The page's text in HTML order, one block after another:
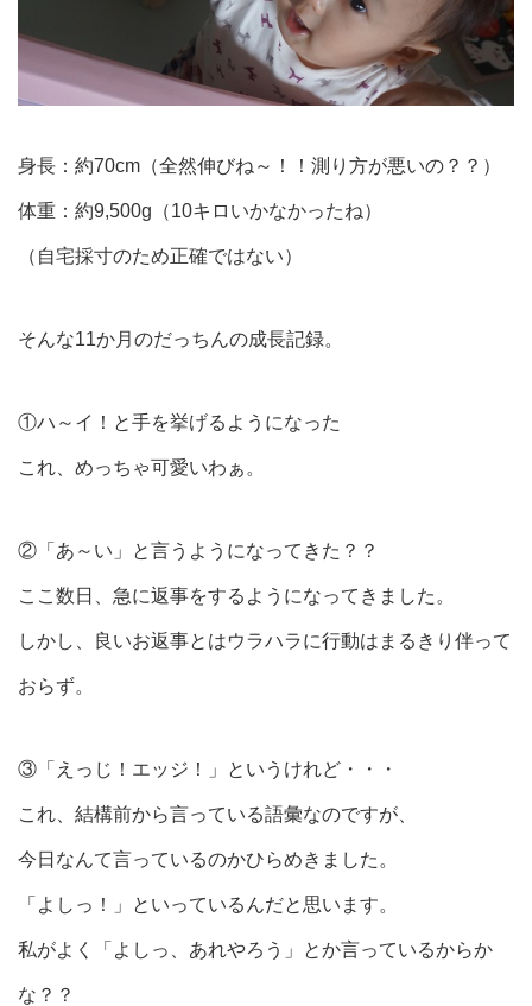
身長：約70cm（全然伸びね～！！測り方が悪いの？？）
体重：約9,500g（10キロいかなかったね）
（自宅採寸のため正確ではない）
そんな11か月のだっちんの成長記録。
①ハ～イ！と手を挙げるようになった
これ、めっちゃ可愛いわぁ。
②「あ～い」と言うようになってきた？？
ここ数日、急に返事をするようになってきました。
しかし、良いお返事とはウラハラに行動はまるきり伴って
おらず。
③「えっじ！エッジ！」というけれど・・・
これ、結構前から言っている語彙なのですが、
今日なんて言っているのかひらめきました。
「よしっ！」といっているんだと思います。
私がよく「よしっ、あれやろう」とか言っているからか
な？？